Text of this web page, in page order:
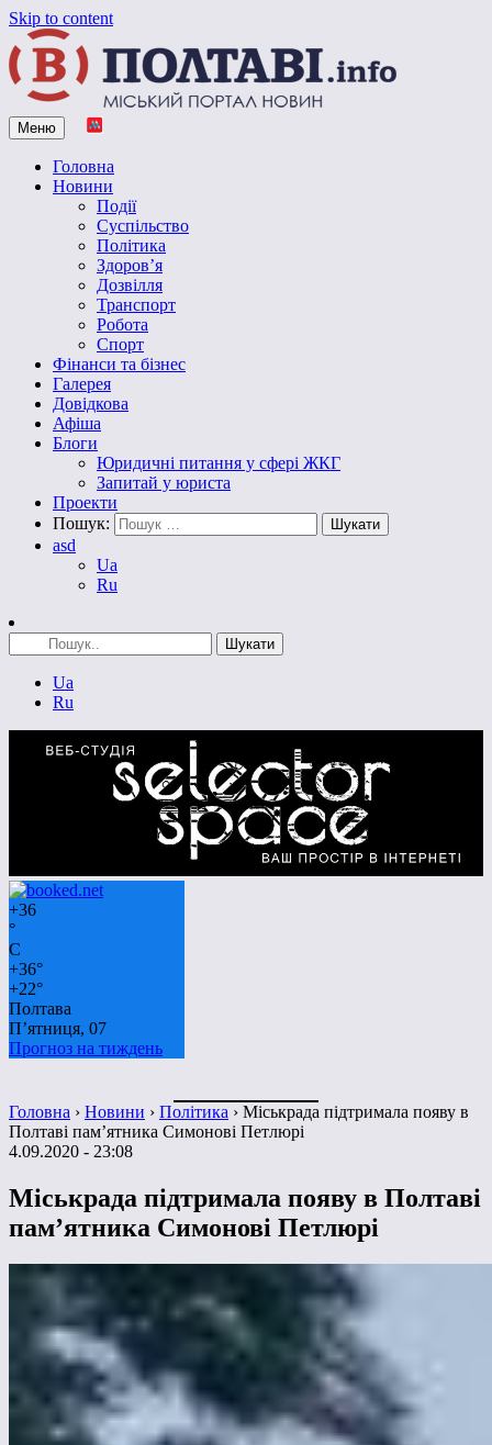
Skip to content
Vpoltave.info
Полтавський портал новин
Меню
Головна
Новини
Події
Суспільство
Політика
Здоров’я
Дозвілля
Транспорт
Робота
Спорт
Фінанси та бізнес
Галерея
Довідкова
Афіша
Блоги
Юридичні питання у сфері ЖКГ
Запитай у юриста
Проекти
Пошук:
asd
Ua
Ru
Ua
Ru
+36
°
C
+36°
+22°
Полтава
П’ятниця, 07
Прогноз на тиждень
Головна › Новини › Політика › Міськрада підтримала появу в
Полтаві пам’ятника Симонові Петлюрі
4.09.2020 - 23:08
Міськрада підтримала появу в Полтаві
пам’ятника Симонові Петлюрі